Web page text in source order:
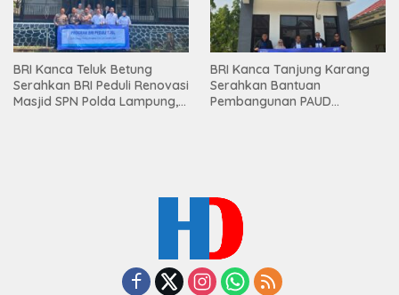
BRI Kanca Teluk Betung
Serahkan BRI Peduli Renovasi
Masjid SPN Polda Lampung,
BRI Kanca Tanjung Karang
Serahkan Bantuan
Pembangunan PAUD